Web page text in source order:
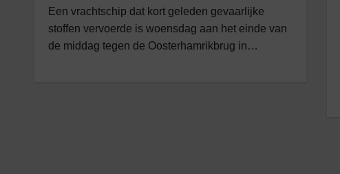
Een vrachtschip dat kort geleden gevaarlijke
stoffen vervoerde is woensdag aan het einde van
de middag tegen de Oosterhamrikbrug in…